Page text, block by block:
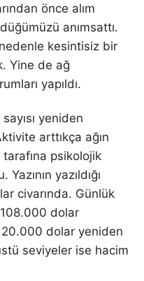
önce alım
anımsattı.
kesintisiz bir
Yine de ağ
yapıldı.
yeniden
arttıkça ağın
tarafına psikolojik
yazıldığı
civarında. Günlük
dolar
dolar yeniden
seviyeler ise hacim